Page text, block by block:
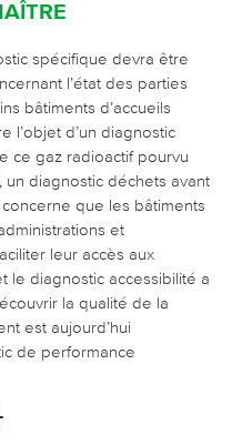
spécifique devra être
l’état des parties
bâtiments d’accueils
l’objet d’un diagnostic
ce gaz radioactif pourvu
un diagnostic déchets avant
que les bâtiments
et
leur accès aux
le diagnostic accessibilité a
la qualité de la
est aujourd’hui
de performance